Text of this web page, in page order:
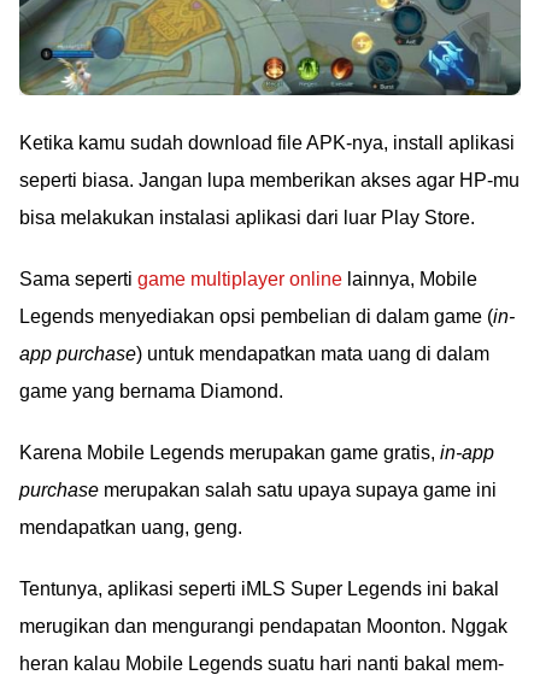
Ketika kamu sudah download file APK-nya, install aplikasi
seperti biasa. Jangan lupa memberikan akses agar HP-mu
bisa melakukan instalasi aplikasi dari luar Play Store.
Sama seperti game multiplayer online lainnya, Mobile
Legends menyediakan opsi pembelian di dalam game (in-
app purchase) untuk mendapatkan mata uang di dalam
game yang bernama Diamond.
Karena Mobile Legends merupakan game gratis, in-app
purchase merupakan salah satu upaya supaya game ini
mendapatkan uang, geng.
Tentunya, aplikasi seperti iMLS Super Legends ini bakal
merugikan dan mengurangi pendapatan Moonton. Nggak
heran kalau Mobile Legends suatu hari nanti bakal mem-